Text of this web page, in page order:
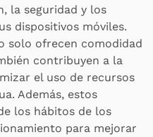
la seguridad y los
dispositivos móviles.
solo ofrecen comodidad
contribuyen a la
el uso de recursos
Además, estos
los hábitos de los
para mejorar